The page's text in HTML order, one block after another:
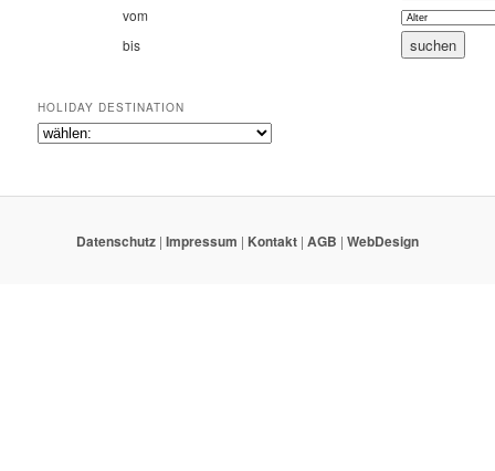
vom
bis
HOLIDAY DESTINATION
Datenschutz | Impressum | Kontakt | AGB | WebDesign